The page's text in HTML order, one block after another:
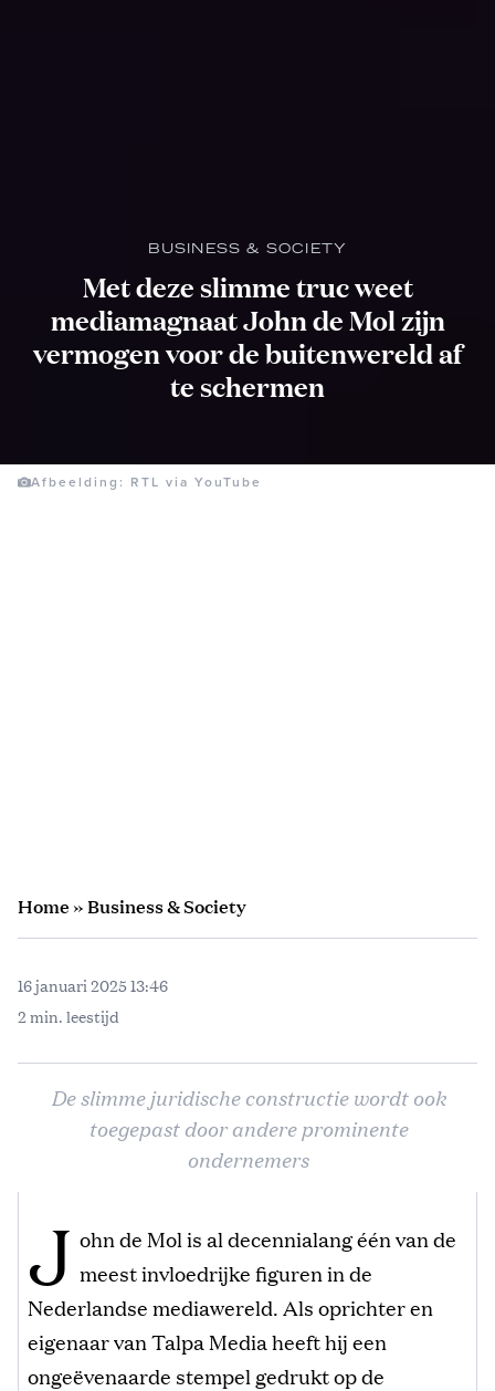
BUSINESS & SOCIETY
Met deze slimme truc weet
mediamagnaat John de Mol zijn
vermogen voor de buitenwereld af
te schermen
Afbeelding: RTL via YouTube
Home»Business & Society
16 januari 2025 13:46
2 min. leestijd
De slimme juridische constructie wordt ook
toegepast door andere prominente
ondernemers
J ohn de Mol is al decennialang één van de
meest invloedrijke figuren in de
Nederlandse mediawereld. Als oprichter en
eigenaar van Talpa Media heeft hij een
ongeëvenaarde stempel gedrukt op de